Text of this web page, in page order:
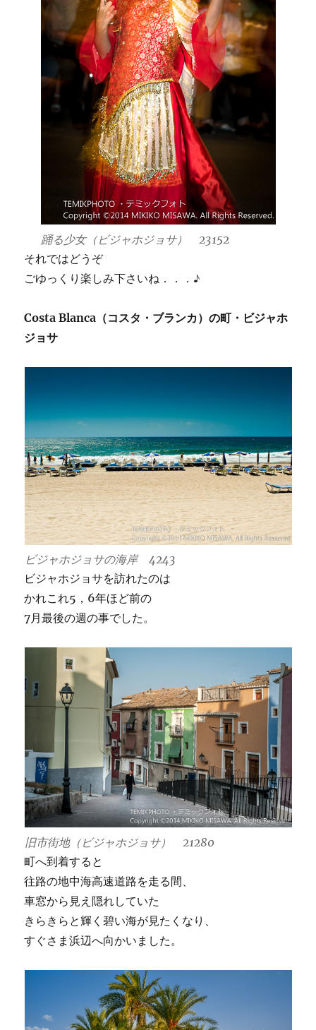
踊る少女（ビジャホジョサ） 23152
それではどうぞ
ごゆっくり楽しみ下さいね．．．♪
Costa Blanca（コスタ・ブランカ）の町・ビジャホ
ジョサ
ビジャホジョサの海岸 4243
ビジャホジョサを訪れたのは
かれこれ5，6年ほど前の
7月最後の週の事でした。
旧市街地（ビジャホジョサ） 21280
町へ到着すると
往路の地中海高速道路を走る間、
車窓から見え隠れしていた
きらきらと輝く碧い海が見たくなり、
すぐさま浜辺へ向かいました。